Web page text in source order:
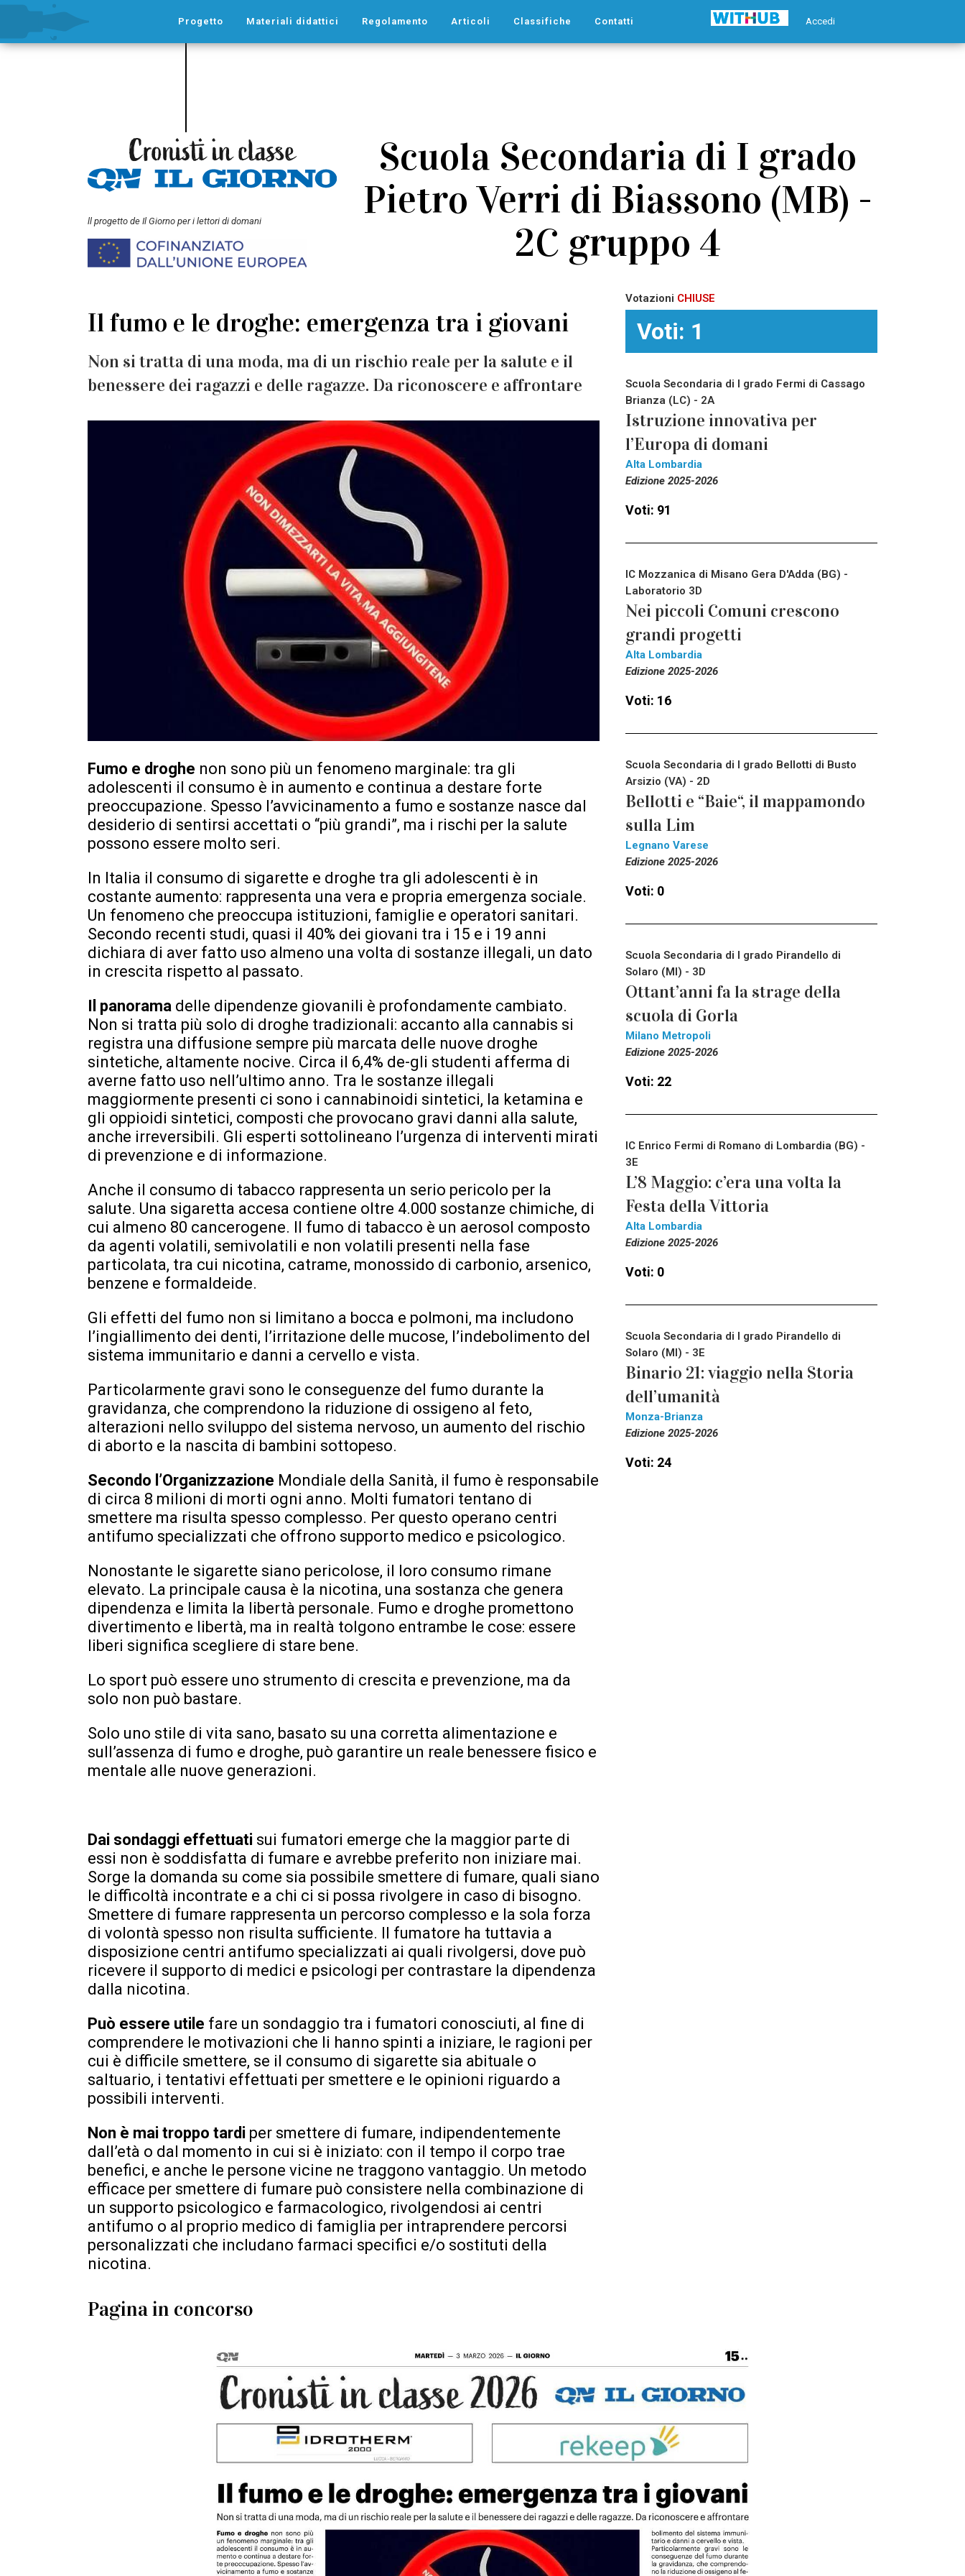
Accedi
Progetto Materiali didattici Regolamento Articoli Classifiche Contatti
ll progetto de Il Giorno per i lettori di domani
Scuola Secondaria di I grado
Pietro Verri di Biassono (MB) -
2C gruppo 4
Il fumo e le droghe: emergenza tra i giovani
Non si tratta di una moda, ma di un rischio reale per la salute e il
benessere dei ragazzi e delle ragazze. Da riconoscere e affrontare
Fumo e droghe non sono più un fenomeno marginale: tra gli
adolescenti il consumo è in aumento e continua a destare forte
preoccupazione. Spesso l’avvicinamento a fumo e sostanze nasce dal
desiderio di sentirsi accettati o “più grandi”, ma i rischi per la salute
possono essere molto seri.
In Italia il consumo di sigarette e droghe tra gli adolescenti è in
costante aumento: rappresenta una vera e propria emergenza sociale.
Un fenomeno che preoccupa istituzioni, famiglie e operatori sanitari.
Secondo recenti studi, quasi il 40% dei giovani tra i 15 e i 19 anni
dichiara di aver fatto uso almeno una volta di sostanze illegali, un dato
in crescita rispetto al passato.
Il panorama delle dipendenze giovanili è profondamente cambiato.
Non si tratta più solo di droghe tradizionali: accanto alla cannabis si
registra una diffusione sempre più marcata delle nuove droghe
sintetiche, altamente nocive. Circa il 6,4% de-gli studenti afferma di
averne fatto uso nell’ultimo anno. Tra le sostanze illegali
maggiormente presenti ci sono i cannabinoidi sintetici, la ketamina e
gli oppioidi sintetici, composti che provocano gravi danni alla salute,
anche irreversibili. Gli esperti sottolineano l’urgenza di interventi mirati
di prevenzione e di informazione.
Anche il consumo di tabacco rappresenta un serio pericolo per la
salute. Una sigaretta accesa contiene oltre 4.000 sostanze chimiche, di
cui almeno 80 cancerogene. Il fumo di tabacco è un aerosol composto
da agenti volatili, semivolatili e non volatili presenti nella fase
particolata, tra cui nicotina, catrame, monossido di carbonio, arsenico,
benzene e formaldeide.
Gli effetti del fumo non si limitano a bocca e polmoni, ma includono
l’ingiallimento dei denti, l’irritazione delle mucose, l’indebolimento del
sistema immunitario e danni a cervello e vista.
Particolarmente gravi sono le conseguenze del fumo durante la
gravidanza, che comprendono la riduzione di ossigeno al feto,
alterazioni nello sviluppo del sistema nervoso, un aumento del rischio
di aborto e la nascita di bambini sottopeso.
Secondo l’Organizzazione Mondiale della Sanità, il fumo è responsabile
di circa 8 milioni di morti ogni anno. Molti fumatori tentano di
smettere ma risulta spesso complesso. Per questo operano centri
antifumo specializzati che offrono supporto medico e psicologico.
Nonostante le sigarette siano pericolose, il loro consumo rimane
elevato. La principale causa è la nicotina, una sostanza che genera
dipendenza e limita la libertà personale. Fumo e droghe promettono
divertimento e libertà, ma in realtà tolgono entrambe le cose: essere
liberi significa scegliere di stare bene.
Lo sport può essere uno strumento di crescita e prevenzione, ma da
solo non può bastare.
Solo uno stile di vita sano, basato su una corretta alimentazione e
sull’assenza di fumo e droghe, può garantire un reale benessere fisico e
mentale alle nuove generazioni.
Dai sondaggi effettuati sui fumatori emerge che la maggior parte di
essi non è soddisfatta di fumare e avrebbe preferito non iniziare mai.
Sorge la domanda su come sia possibile smettere di fumare, quali siano
le difficoltà incontrate e a chi ci si possa rivolgere in caso di bisogno.
Smettere di fumare rappresenta un percorso complesso e la sola forza
di volontà spesso non risulta sufficiente. Il fumatore ha tuttavia a
disposizione centri antifumo specializzati ai quali rivolgersi, dove può
ricevere il supporto di medici e psicologi per contrastare la dipendenza
dalla nicotina.
Può essere utile fare un sondaggio tra i fumatori conosciuti, al fine di
comprendere le motivazioni che li hanno spinti a iniziare, le ragioni per
cui è difficile smettere, se il consumo di sigarette sia abituale o
saltuario, i tentativi effettuati per smettere e le opinioni riguardo a
possibili interventi.
Non è mai troppo tardi per smettere di fumare, indipendentemente
dall’età o dal momento in cui si è iniziato: con il tempo il corpo trae
benefici, e anche le persone vicine ne traggono vantaggio. Un metodo
efficace per smettere di fumare può consistere nella combinazione di
un supporto psicologico e farmacologico, rivolgendosi ai centri
antifumo o al proprio medico di famiglia per intraprendere percorsi
personalizzati che includano farmaci specifici e/o sostituti della
nicotina.
Votazioni CHIUSE
Voti: 1
Scuola Secondaria di I grado Fermi di Cassago
Brianza (LC) - 2A
Istruzione innovativa per
l’Europa di domani
Alta Lombardia
Edizione 2025-2026
Voti: 91
IC Mozzanica di Misano Gera D'Adda (BG) -
Laboratorio 3D
Nei piccoli Comuni crescono
grandi progetti
Alta Lombardia
Edizione 2025-2026
Voti: 16
Scuola Secondaria di I grado Bellotti di Busto
Arsizio (VA) - 2D
Bellotti e “Baie“, il mappamondo
sulla Lim
Legnano Varese
Edizione 2025-2026
Voti: 0
Scuola Secondaria di I grado Pirandello di
Solaro (MI) - 3D
Ottant’anni fa la strage della
scuola di Gorla
Milano Metropoli
Edizione 2025-2026
Voti: 22
IC Enrico Fermi di Romano di Lombardia (BG) -
3E
L’8 Maggio: c’era una volta la
Festa della Vittoria
Alta Lombardia
Edizione 2025-2026
Voti: 0
Scuola Secondaria di I grado Pirandello di
Solaro (MI) - 3E
Binario 21: viaggio nella Storia
dell’umanità
Monza-Brianza
Edizione 2025-2026
Voti: 24
Pagina in concorso